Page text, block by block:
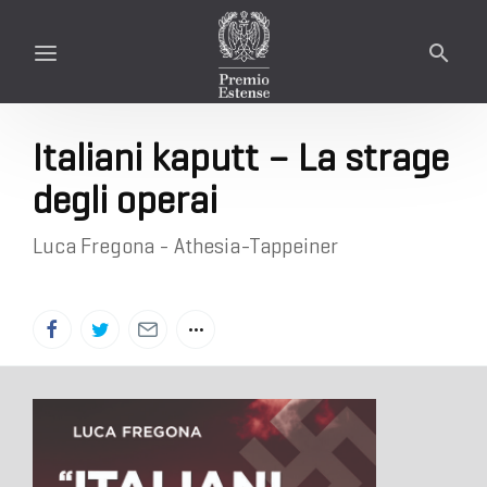
Italiani kaputt – La strage
degli operai
Luca Fregona - Athesia-Tappeiner